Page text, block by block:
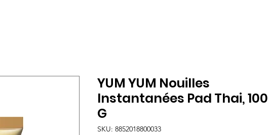
YUM YUM Nouilles
Instantanées Pad Thai, 100
G
SKU: 8852018800033